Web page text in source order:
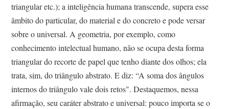
triangular etc.); a inteligência humana transcende, supera esse
âmbito do particular, do material e do concreto e pode versar
sobre o universal. A geometria, por exemplo, como
conhecimento intelectual humano, não se ocupa desta forma
triangular do recorte de papel que tenho diante dos olhos; ela
trata, sim, do triângulo abstrato. E diz: “A soma dos ângulos
internos do triângulo vale dois retos". Destaquemos, nessa
afirmação, seu caráter abstrato e universal: pouco importa se o